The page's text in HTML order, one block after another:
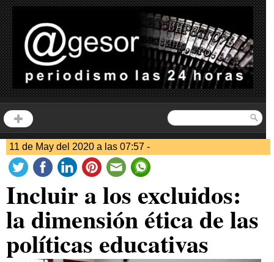
11 de May del 2020 a las 07:57 -
Incluir a los excluidos:
la dimensión ética de las
políticas educativas